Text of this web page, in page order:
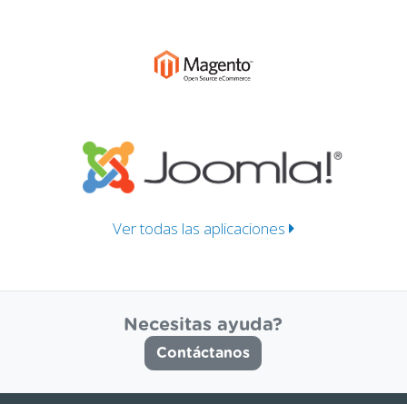
Ver todas las aplicaciones
Necesitas ayuda?
Contáctanos